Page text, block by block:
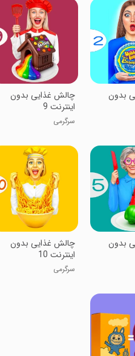
بدون
‏‏‏‏‏‏‏چالش غذایی بدون
اینترنت 9
سرگرمی
بدون
‏‏‏‏‏‏‏‏چالش غذایی بدون
اینترنت 10
سرگرمی